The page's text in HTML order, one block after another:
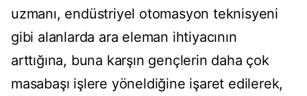
uzmanı, endüstriyel otomasyon teknisyeni
gibi alanlarda ara eleman ihtiyacının
arttığına, buna karşın gençlerin daha çok
masabaşı işlere yöneldiğine işaret edilerek,